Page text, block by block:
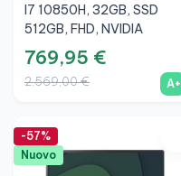
I7 10850H, 32GB, SSD
512GB, FHD, NVIDIA
Quadro RTX 3000 Max-Q
6GB, A+
769,95 €
2.569,00 € A+
-57%
Nuovo